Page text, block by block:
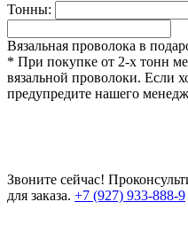
Тонны:
Вязальная проволока в
* При покупке от 2-х тонн
вязальной проволоки. Если
предупредите нашего
Звоните сейчас!
для заказа. +7 (927) 933-888-9